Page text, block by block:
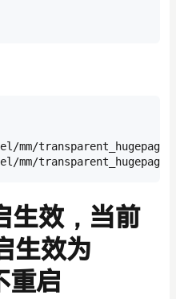
transparent_hugepage/
transparent_hugepage/
生效，当前
生效为
重启